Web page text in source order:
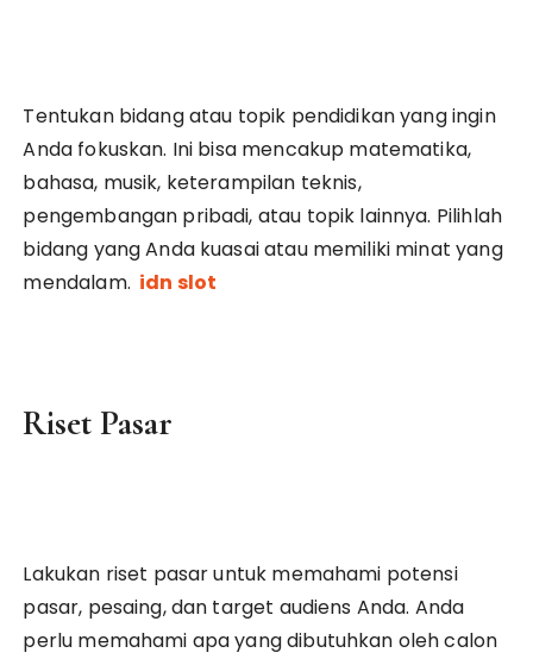
Tentukan bidang atau topik pendidikan yang ingin
Anda fokuskan. Ini bisa mencakup matematika,
bahasa, musik, keterampilan teknis,
pengembangan pribadi, atau topik lainnya. Pilihlah
bidang yang Anda kuasai atau memiliki minat yang
mendalam. idn slot
Riset Pasar
Lakukan riset pasar untuk memahami potensi
pasar, pesaing, dan target audiens Anda. Anda
perlu memahami apa yang dibutuhkan oleh calon